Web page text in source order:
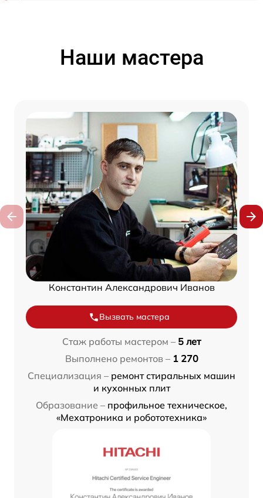
Наши мастера
Константин Александрович Иванов
Вызвать мастера
Стаж работы мастером – 5 лет
Выполнено ремонтов – 1 270
Специализация – ремонт стиральных машин
и кухонных плит
Образование – профильное техническое,
«Мехатроника и робототехника»